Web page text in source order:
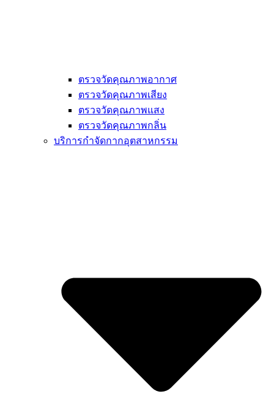
ตรวจวัดคุณภาพอากาศ
ตรวจวัดคุณภาพเสียง
ตรวจวัดคุณภาพแสง
ตรวจวัดคุณภาพกลิ่น
บริการกำจัดกากอุตสาหกรรม